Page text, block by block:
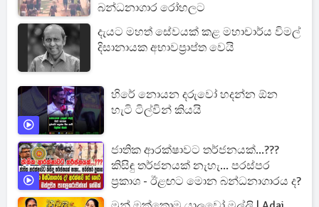
බන්ධනාගාර රෝහලට
දැයට මහත් සේවයක් කළ මහාචාර්ය විමල්
දිසානායක අභාවප්‍රාප්ත වෙයි
හිරේ නොයන දරුවෝ හදන්න ඕන
හැටි ටිල්වින් කියයි
ජාතික ආරක්ෂාවට තර්ජනයක්...???
කිසිඳු තර්ජනයක් නැහැ... පරස්පර
ප්‍රකාශ - ඊළඟට මොන බන්ධනාගාරය ද?